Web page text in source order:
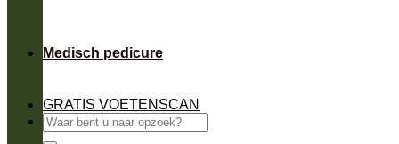
Medisch pedicure
GRATIS VOETENSCAN
Zoeken
naar: